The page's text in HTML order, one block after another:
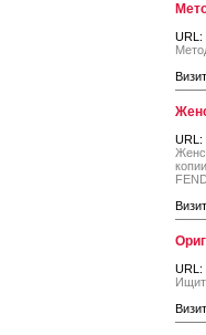
URL:
URL:
URL: